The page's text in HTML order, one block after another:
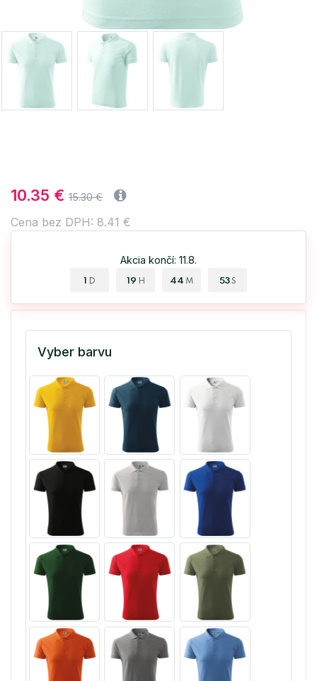
10.35 € 15.30 €
Cena bez DPH: 8.41 €
Akcia končí: 11.8.
1 D 19 H 44 M 53 S
Vyber barvu